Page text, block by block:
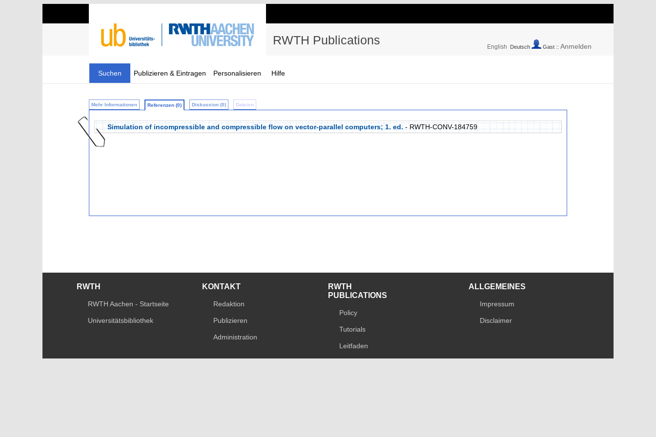
RWTH Publications English Deutsch Gast :: Anmelden
Suchen Publizieren & Eintragen Personalisieren Hilfe
Mehr Informationen Referenzen (0) Diskussion (0) Dateien
Simulation of incompressible and compressible flow on vector-parallel computers; 1. ed. - RWTH-CONV-184759
RWTH
RWTH Aachen - Startseite
Universitätsbibliothek
KONTAKT
Redaktion
Publizieren
Administration
RWTH
PUBLICATIONS
Policy
Tutorials
Leitfaden
ALLGEMEINES
Impressum
Disclaimer